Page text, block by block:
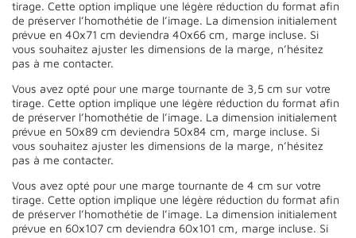
tirage. Cette option implique une légère réduction du format afin
de préserver l’homothétie de l’image. La dimension initialement
prévue en 40x71 cm deviendra 40x66 cm, marge incluse. Si
vous souhaitez ajuster les dimensions de la marge, n’hésitez
pas à me contacter.
Vous avez opté pour une marge tournante de 3,5 cm sur votre
tirage. Cette option implique une légère réduction du format afin
de préserver l’homothétie de l’image. La dimension initialement
prévue en 50x89 cm deviendra 50x84 cm, marge incluse. Si
vous souhaitez ajuster les dimensions de la marge, n’hésitez
pas à me contacter.
Vous avez opté pour une marge tournante de 4 cm sur votre
tirage. Cette option implique une légère réduction du format afin
de préserver l’homothétie de l’image. La dimension initialement
prévue en 60x107 cm deviendra 60x101 cm, marge incluse. Si